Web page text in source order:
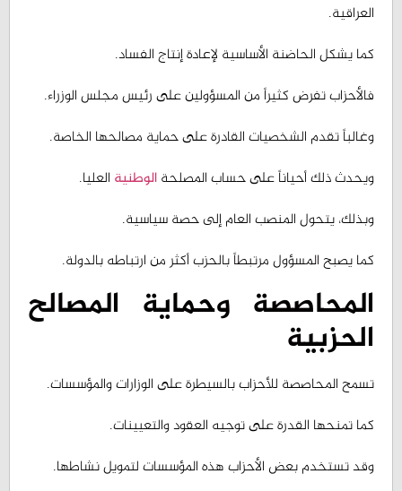
كما يشكل الحاضنة الأساسية لإعادة إنتاج الفساد.
فالأحزاب تفرض كثيراً من المسؤولين على رئيس مجلس الوزراء.
وغالباً تقدم الشخصيات القادرة على حماية مصالحها الخاصة.
ويحدث ذلك أحياناً على حساب المصلحةالوطنيةالعليا.
وبذلك، يتحول المنصب العام إلى حصة سياسية.
كما يصبح المسؤول مرتبطاً بالحزب أكثر من ارتباطه بالدولة.
المحاصصة وحماية المصالح
الحزبية
تسمح المحاصصة للأحزاب بالسيطرة على الوزارات والمؤسسات.
كما تمنحها القدرة على توجيه العقود والتعيينات.
وقد تستخدم بعض الأحزاب هذه المؤسسات لتمويل نشاطها.
كما قد توظفها لتعزيز نفوذها السياسي والاجتماعي.